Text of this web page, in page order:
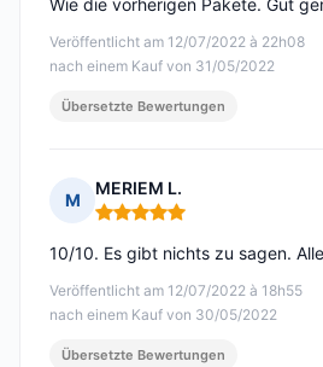
Veröffentlicht am 12/07/2022 à 22h08
nach einem Kauf von 31/05/2022
Wie die vorherigen Pakete. Gut
Übersetzte Bewertungen
M
MERIEM L.
Hinweis: 5 von 5
Veröffentlicht am 12/07/2022 à 18h55
nach einem Kauf von 30/05/2022
10/10. Es gibt nichts zu sagen.
Übersetzte Bewertungen